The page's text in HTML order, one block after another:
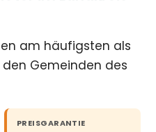
am häufigsten als
Gemeinden des
PREISGARANTIE